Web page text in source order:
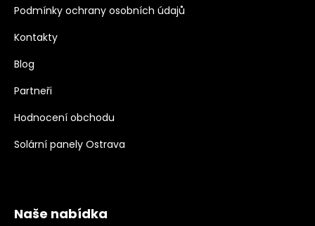
Podmínky ochrany osobních údajů
Kontakty
Blog
Partneři
Hodnocení obchodu
Solární panely Ostrava
Naše nabídka